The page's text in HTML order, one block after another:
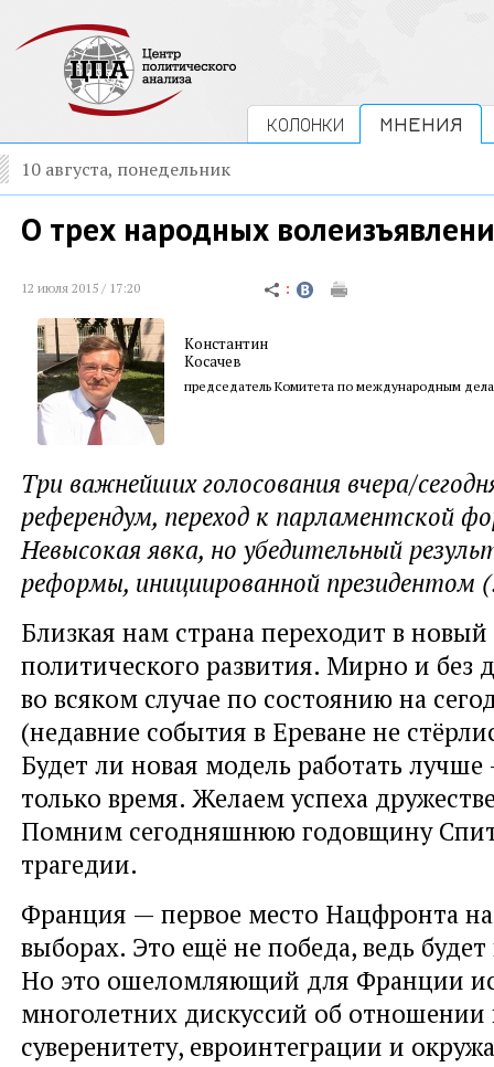
КОЛОНКИ МНЕНИЯ
10 августа, понедельник
О трех народных
12 июля 2015 / 17:20
Константин
Косачев
председатель Комитета по международным
Три важнейших голосования вчера/
референдум, переход к парламентской
Невысокая явка, но убедительный
реформы, инициированной президентом
Близкая нам страна переходит в новый
политического развития. Мирно и без
во всяком случае по состоянию на
(недавние события в Ереване не
Будет ли новая модель работать
только время. Желаем успеха
Помним сегодняшнюю годовщину
трагедии.
Франция — первое место Нацфронта
выборах. Это ещё не победа, ведь
Но это ошеломляющий для Франции
многолетних дискуссий об отношении
суверенитету, евроинтеграции и